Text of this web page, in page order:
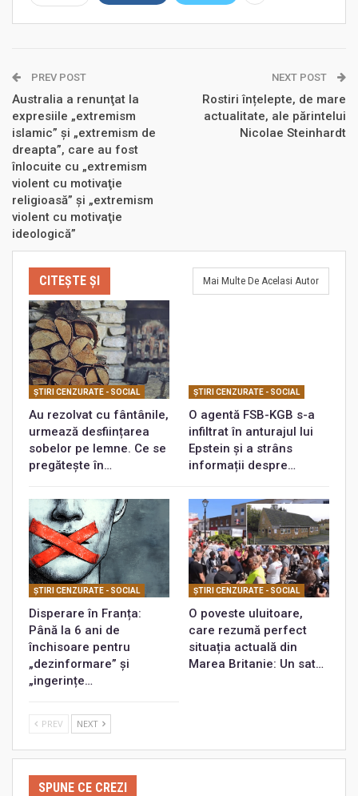
PREV POST
Australia a renunţat la
expresiile „extremism
islamic” şi „extremism de
dreapta”, care au fost
înlocuite cu „extremism
violent cu motivaţie
religioasă” şi „extremism
violent cu motivaţie
ideologică”
NEXT POST
Rostiri înțelepte, de mare
actualitate, ale părintelui
Nicolae Steinhardt
CITEȘTE ȘI Mai Multe De Acelasi Autor
ŞTIRI CENZURATE - SOCIAL
Au rezolvat cu fântânile,
urmează desființarea
sobelor pe lemne. Ce se
pregătește în…
ŞTIRI CENZURATE - SOCIAL
O agentă FSB-KGB s-a
infiltrat în anturajul lui
Epstein și a strâns
informații despre…
ŞTIRI CENZURATE - SOCIAL
Disperare în Franța:
Până la 6 ani de
închisoare pentru
„dezinformare” și
„ingerințe…
ŞTIRI CENZURATE - SOCIAL
O poveste uluitoare,
care rezumă perfect
situația actuală din
Marea Britanie: Un sat…
PREV NEXT
SPUNE CE CREZI